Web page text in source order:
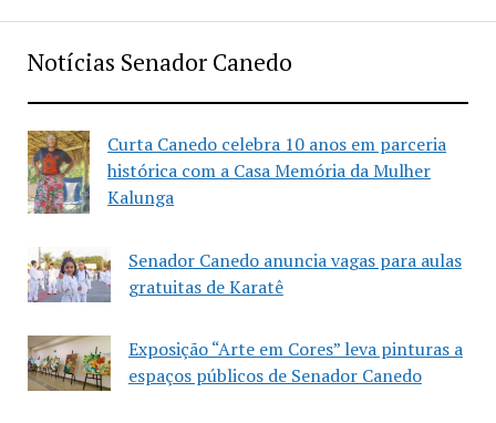
Notícias Senador Canedo
Curta Canedo celebra 10 anos em parceria
histórica com a Casa Memória da Mulher
Kalunga
Senador Canedo anuncia vagas para aulas
gratuitas de Karatê
Exposição “Arte em Cores” leva pinturas a
espaços públicos de Senador Canedo